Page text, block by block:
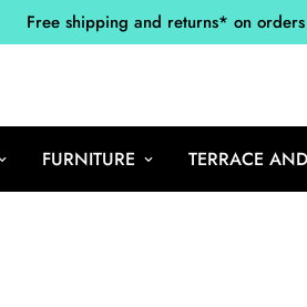
Free shipping and returns* on
FURNITURE TERRACE